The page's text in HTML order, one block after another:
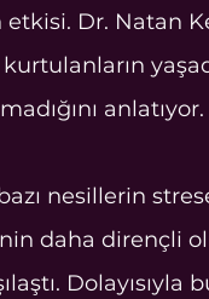
etkisi. Dr. Natan
bazı nesillerin
daha dirençli